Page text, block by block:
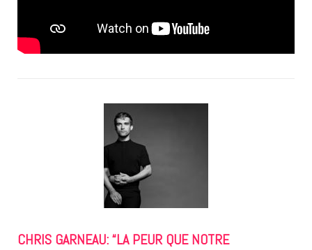
CHRIS GARNEAU: “LA PEUR QUE NOTRE